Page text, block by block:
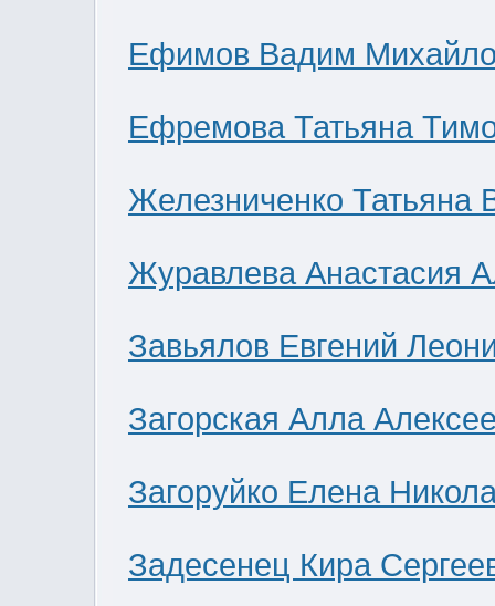
Ефимов Вадим
Ефремова Татьяна
Железниченко Татьяна
Журавлева Анастасия
Завьялов Евгений
Загорская Алла
Загоруйко Елена
Задесенец Кира